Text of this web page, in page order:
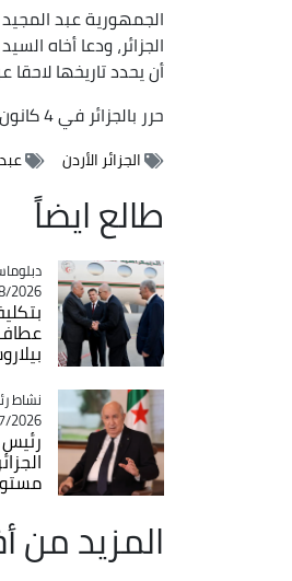
الجمهورية عبد
الجزائر، ودعا أخاه
أن يحدد تاريخها لاحقا
حرر بالجزائر في 4 كانون الأول/ ديسمبر 2022
الجزائر الأردن
طالع ايضاً
- 20:59
عطاف
نشاط
- 23:29
رئيس
المزيد من